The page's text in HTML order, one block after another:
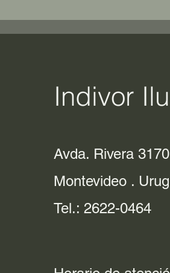
Indivor
Avda. Rivera 3170
Montevideo .
Tel.: 2622-0464